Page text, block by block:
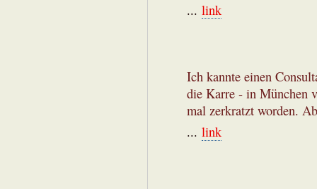
... link
Ich kannte einen
die Karre - in München
mal zerkratzt worden.
... link